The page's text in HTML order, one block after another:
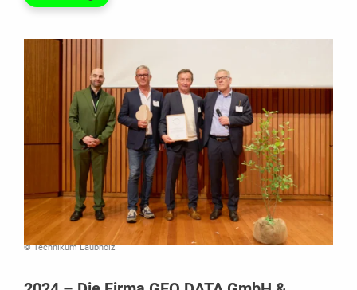
© Technikum Laubholz